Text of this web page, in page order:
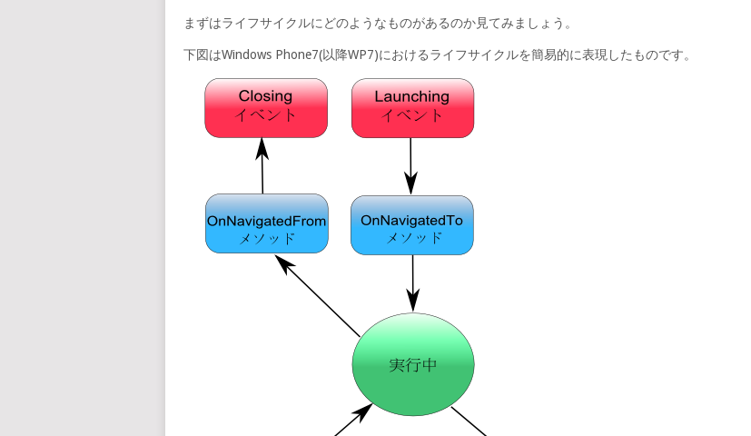
まずはライフサイクルにどのようなものがあるのか見てみましょう。
下図はWindows Phone7(以降WP7)におけるライフサイクルを簡易的に表現したものです。